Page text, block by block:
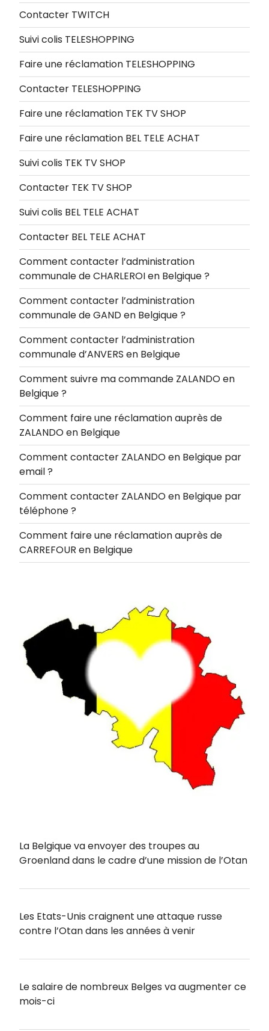
Contacter TWITCH
Suivi colis TELESHOPPING
Faire une réclamation TELESHOPPING
Contacter TELESHOPPING
Faire une réclamation TEK TV SHOP
Faire une réclamation BEL TELE ACHAT
Suivi colis TEK TV SHOP
Contacter TEK TV SHOP
Suivi colis BEL TELE ACHAT
Contacter BEL TELE ACHAT
Comment contacter l’administration
communale de CHARLEROI en Belgique ?
Comment contacter l’administration
communale de GAND en Belgique ?
Comment contacter l’administration
communale d’ANVERS en Belgique
Comment suivre ma commande ZALANDO en
Belgique ?
Comment faire une réclamation auprès de
ZALANDO en Belgique
Comment contacter ZALANDO en Belgique par
email ?
Comment contacter ZALANDO en Belgique par
téléphone ?
Comment faire une réclamation auprès de
CARREFOUR en Belgique
La Belgique va envoyer des troupes au
Groenland dans le cadre d’une mission de l’Otan
Les Etats-Unis craignent une attaque russe
contre l’Otan dans les années à venir
Le salaire de nombreux Belges va augmenter ce
mois-ci